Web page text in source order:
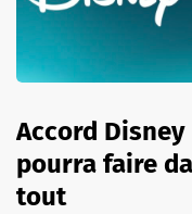
Accord
pourra faire
tout